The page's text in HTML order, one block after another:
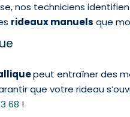
nos techniciens
rideaux manuels que
peut entraîner des
que votre rideau
68 !